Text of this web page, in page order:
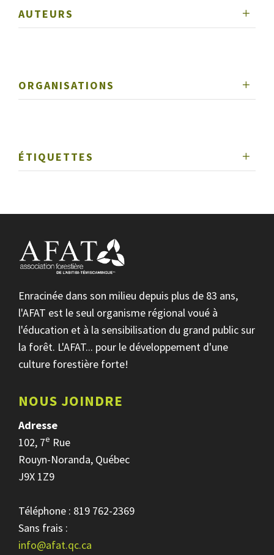
AUTEURS
ORGANISATIONS
ÉTIQUETTES
Enracinée dans son milieu depuis plus de 83 ans,
l'AFAT est le seul organisme régional voué à
l'éducation et à la sensibilisation du grand public sur
la forêt. L'AFAT... pour le développement d'une
culture forestière forte!
NOUS JOINDRE
Adresse
102, 7e Rue
Rouyn-Noranda, Québec
J9X 1Z9
Téléphone : 819 762-2369
Sans frais :
info@afat.qc.ca